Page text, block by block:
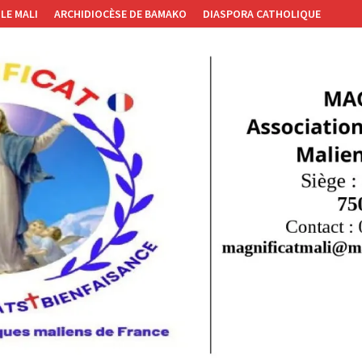
LE MALI ARCHIDIOCÈSE DE BAMAKO DIASPORA CATHOLIQUE